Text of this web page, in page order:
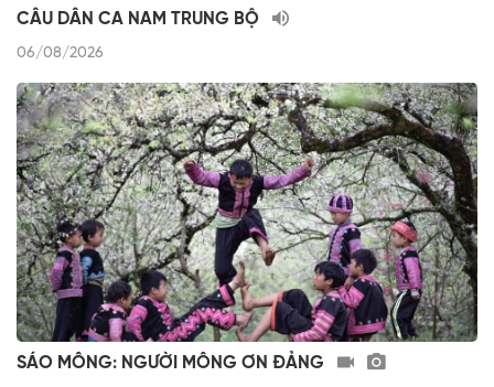
CÂU DÂN CA NAM TRUNG BỘ
06/08/2026
SÁO MÔNG: NGƯỜI MÔNG ƠN ĐẢNG